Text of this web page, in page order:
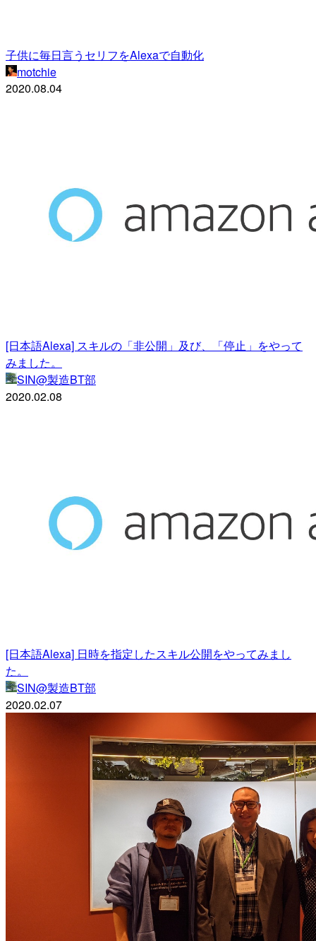
子供に毎日言うセリフをAlexaで自動化
motchie
2020.08.04
[日本語Alexa] スキルの「非公開」及び、「停止」をやって
みました。
SIN@製造BT部
2020.02.08
[日本語Alexa] 日時を指定したスキル公開をやってみまし
た。
SIN@製造BT部
2020.02.07